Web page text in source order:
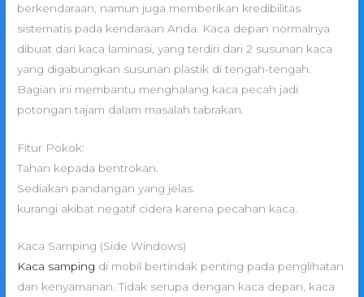
berkendaraan, namun juga memberikan kredibilitas
sistematis pada kendaraan Anda. Kaca depan normalnya
dibuat dari kaca laminasi, yang terdiri dari 2 susunan kaca
yang digabungkan susunan plastik di tengah-tengah.
Bagian ini membantu menghalang kaca pecah jadi
potongan tajam dalam masalah tabrakan.
Fitur Pokok:
Tahan kepada bentrokan.
Sediakan pandangan yang jelas.
kurangi akibat negatif cidera karena pecahan kaca.
Kaca Samping (Side Windows)
Kaca samping di mobil bertindak penting pada penglihatan
dan kenyamanan. Tidak serupa dengan kaca depan, kaca